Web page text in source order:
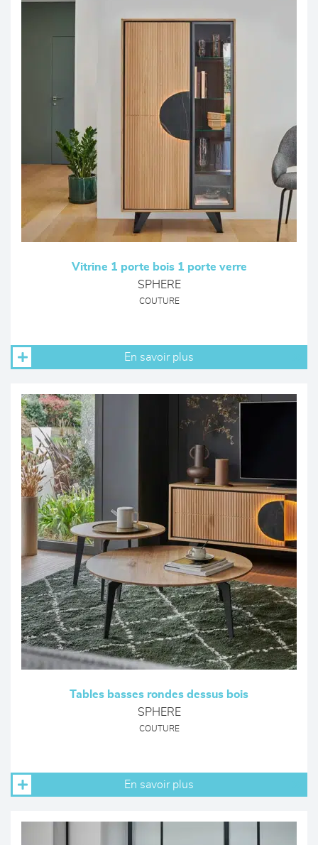
Vitrine 1 porte bois 1 porte verre
SPHERE
COUTURE
En savoir plus
Tables basses rondes dessus bois
SPHERE
COUTURE
En savoir plus